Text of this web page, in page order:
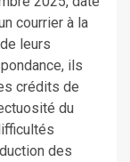
courrier à la
leurs
ils
crédits de
du
des